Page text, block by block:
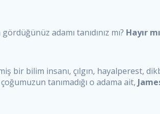
adamı tanıdınız mı? Hayır
bir bilim insanı, çılgın, hayalperest,
tanımadığı o adama ait,